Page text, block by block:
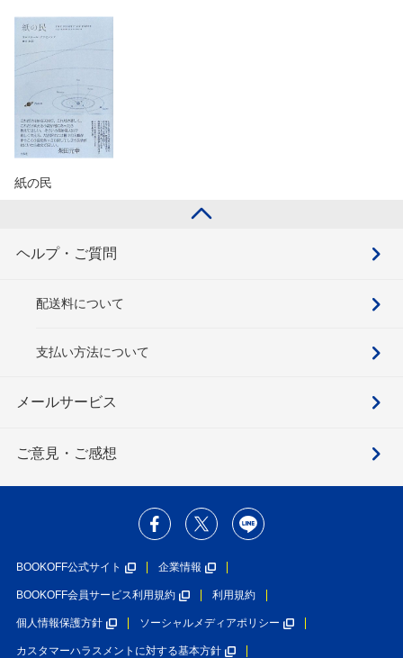
紙の民
ヘルプ・ご質問
配送料について
支払い方法について
メールサービス
ご意見・ご感想
BOOKOFF公式サイト 企業情報
BOOKOFF会員サービス利用規約 利用規約
個人情報保護方針 ソーシャルメディアポリシー
カスタマーハラスメントに対する基本方針